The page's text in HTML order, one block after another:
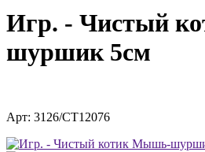
Игр. - Чистый
шуршик 5см
Арт: 3126/CT12076